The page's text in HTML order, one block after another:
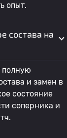
опыт.
состава на
полную
и замен в
состояние
соперника и